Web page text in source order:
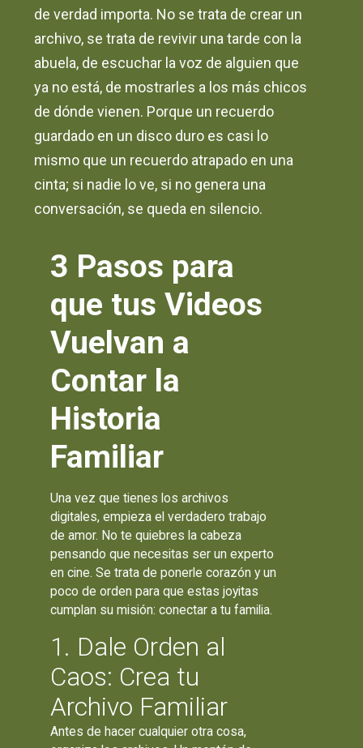
de verdad importa. No se trata de crear un
archivo, se trata de revivir una tarde con la
abuela, de escuchar la voz de alguien que
ya no está, de mostrarles a los más chicos
de dónde vienen. Porque un recuerdo
guardado en un disco duro es casi lo
mismo que un recuerdo atrapado en una
cinta; si nadie lo ve, si no genera una
conversación, se queda en silencio.
3 Pasos para
que tus Videos
Vuelvan a
Contar la
Historia
Familiar
Una vez que tienes los archivos
digitales, empieza el verdadero trabajo
de amor. No te quiebres la cabeza
pensando que necesitas ser un experto
en cine. Se trata de ponerle corazón y un
poco de orden para que estas joyitas
cumplan su misión: conectar a tu familia.
1. Dale Orden al
Caos: Crea tu
Archivo Familiar
Antes de hacer cualquier otra cosa,